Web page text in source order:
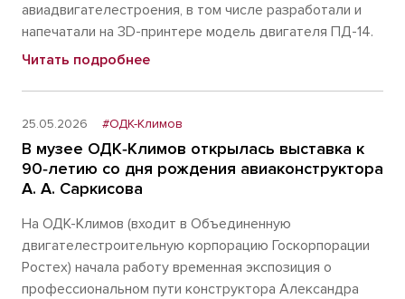
авиадвигателестроения, в том числе разработали и
напечатали на 3D-принтере модель двигателя ПД-14.
Читать подробнее
25.05.2026 #ОДК-Климов
В музее ОДК‑Климов открылась выставка к
90‑летию со дня рождения авиаконструктора
А. А. Саркисова
На ОДК-Климов (входит в Объединенную
двигателестроительную корпорацию Госкорпорации
Ростех) начала работу временная экспозиция о
профессиональном пути конструктора Александра